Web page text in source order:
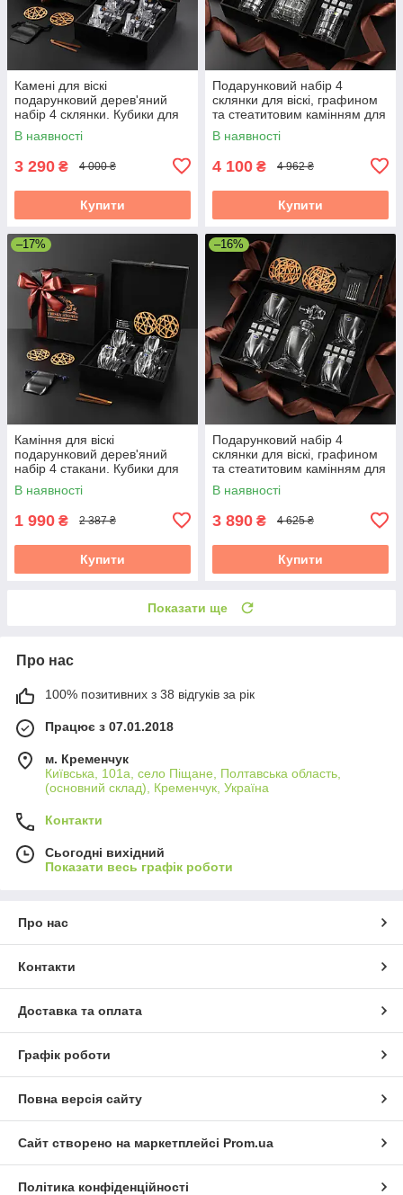
Камені для віскі
подарунковий дерев'яний
набір 4 склянки. Кубики для
охолодження віскі 4 шт
склянки Bohemia Crack 310
В наявності
3 290 ₴ 4 000 ₴
Купити
Подарунковий набір 4
склянки для віскі, графином
та стеатитовим камінням для
охолодження віскі. 4 шт.
склянок Bohemia Timesquare
В наявності
4 100 ₴ 4 962 ₴
Купити
–17%
Каміння для віскі
подарунковий дерев'яний
набір 4 стакани. Кубики для
охолодження віскі 4 склянки
Bohemia Quadro
В наявності
1 990 ₴ 2 387 ₴
Купити
–16%
Подарунковий набір 4
склянки для віскі, графином
та стеатитовим камінням для
охолодження віскі. 4 шт.
склянок Bohemia Quadro 340
В наявності
3 890 ₴ 4 625 ₴
Купити
Показати ще
Про нас
100% позитивних з 38 відгуків за рік
Працює з 07.01.2018
м. Кременчук
Київська, 101а, село Піщане, Полтавська область,
(основний склад), Кременчук, Україна
Контакти
Сьогодні вихідний
Показати весь графік роботи
Про нас
Контакти
Доставка та оплата
Графік роботи
Повна версія сайту
Сайт створено на маркетплейсі Prom.ua
Політика конфіденційності